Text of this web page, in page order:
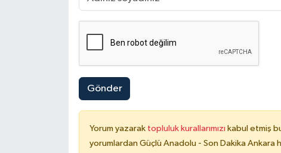
Gönder
Yorum yazarak topluluk kurallarımızı kabul etmiş
yorumlardan Güçlü Anadolu - Son Dakika